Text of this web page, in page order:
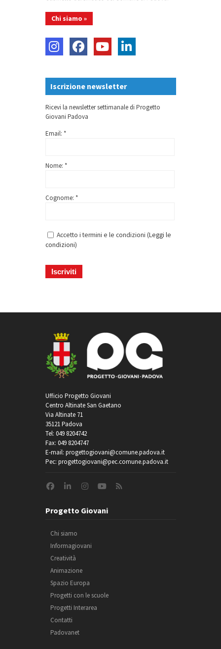
Chi siamo »
Iscrizione newsletter
Ricevi la newsletter settimanale di Progetto
Giovani Padova
Email: *
Nome: *
Cognome: *
Accetto i termini e le condizioni (Leggi le
condizioni)
Ufficio Progetto Giovani
Centro Altinate San Gaetano
Via Altinate 71
35121 Padova
Tel: 049 8204742
Fax: 049 8204747
E-mail: progettogiovani@comune.padova.it
Pec: progettogiovani@pec.comune.padova.it
Progetto Giovani
Chi siamo
Informagiovani
Creatività
Animazione
Spazio Europa
Progetti con le scuole
Progetti Interarea
Contatti
Padovanet